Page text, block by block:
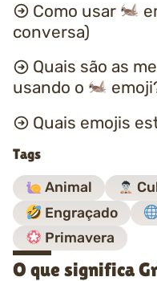
Como usar
conversa)
Quais são as
usando o
Quais emojis
Tags
Animal
Engraçado
Primavera
O que significa